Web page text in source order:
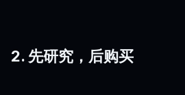
2. 先研究，后购买